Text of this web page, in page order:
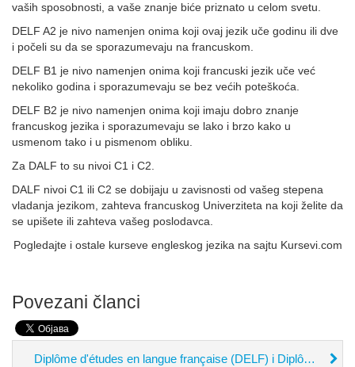
vaših sposobnosti, a vaše znanje biće priznato u celom svetu.
DELF A2 je nivo namenjen onima koji ovaj jezik uče godinu ili dve
i počeli su da se sporazumevaju na francuskom.
DELF B1 je nivo namenjen onima koji francuski jezik uče već
nekoliko godina i sporazumevaju se bez većih poteškoća.
DELF B2 je nivo namenjen onima koji imaju dobro znanje
francuskog jezika i sporazumevaju se lako i brzo kako u
usmenom tako i u pismenom obliku.
Za DALF to su nivoi C1 i C2.
DALF nivoi C1 ili C2 se dobijaju u zavisnosti od vašeg stepena
vladanja jezikom, zahteva francuskog Univerziteta na koji želite da
se upišete ili zahteva vašeg poslodavca.
Pogledajte i ostale kurseve engleskog jezika na sajtu Kursevi.com
Povezani članci
Diplôme d'études en langue française (DELF) i Diplôme approfondi en langue française (DALF)